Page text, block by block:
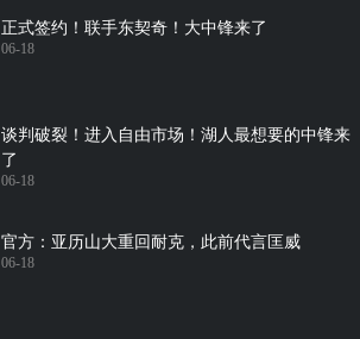
正式签约！联手东契奇！大中锋来了
06-18
谈判破裂！进入自由市场！湖人最想要的中锋来
了
06-18
官方：亚历山大重回耐克，此前代言匡威
06-18